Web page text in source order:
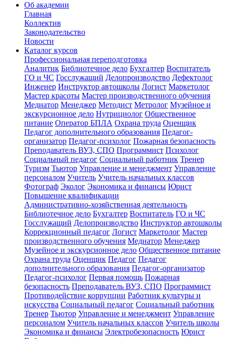
Об академии
Главная
Коллектив
Законодательство
Новости
Каталог курсов
Профессиональная переподготовка
Аналитик Библиотечное дело Бухгалтер Воспитатель
ГО и ЧС Госслужащий Делопроизводство Дефектолог
Инженер Инструктор автошколы Логист Маркетолог
Мастер красоты Мастер производственного обучения
Медиатор Менеджер Методист Метролог Музейное и
экскурсионное дело Нутрициолог Общественное
питание Оператор БПЛА Охрана труда Оценщик
Педагог дополнительного образования Педагог-
организатор Педагог-психолог Пожарная безопасность
Преподаватель ВУЗ, СПО Программист Психолог
Социальный педагог Социальный работник Тренер
Туризм Тьютор Управление и менеджмент Управление
персоналом Учитель Учитель начальных классов
Фотограф Эколог Экономика и финансы Юрист
Повышение квалификации
Административно-хозяйственная деятельность
Библиотечное дело Бухгалтер Воспитатель ГО и ЧС
Госслужащий Делопроизводство Инструктор автошколы
Коррекционный педагог Логист Маркетолог Мастер
производственного обучения Медиатор Менеджер
Музейное и экскурсионное дело Общественное питание
Охрана труда Оценщик Педагог Педагог
дополнительного образования Педагог-организатор
Педагог-психолог Первая помощь Пожарная
безопасность Преподаватель ВУЗ, СПО Программист
Противодействие коррупции Работник культуры и
искусства Социальный педагог Социальный работник
Тренер Тьютор Управление и менеджмент Управление
персоналом Учитель начальных классов Учитель школы
Экономика и финансы Электробезопасность Юрист